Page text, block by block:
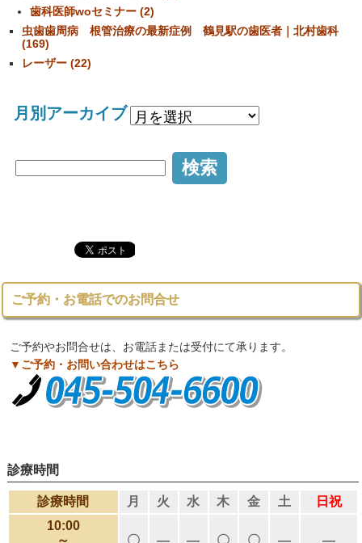
歯科医師woセミナー (2)
虫歯歯周病 根管治療の最新症例 鶴見駅の歯医者｜北村歯科
(169)
レーザー (22)
月別アーカイブ
ご予約・お電話でのお問合せ
ご予約やお問合せは、お電話または受付にて承ります。
▼ご予約・お問い合わせはこちら
診療時間
診療時間 月 火 水 木 金 土
日祝
10:00
～
〇 ― ― 〇 〇 ― ―